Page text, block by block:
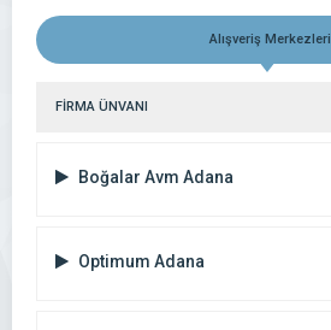
Alışveriş Merkezleri
FİRMA ÜNVANI
Boğalar Avm Adana
Optimum Adana